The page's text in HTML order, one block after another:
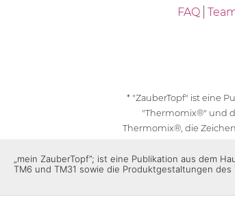
FAQ
* "ZauberTopf" ist eine
"Thermomix®" und
Thermomix®, die
„mein ZauberTopf”; ist eine Publikation aus dem
TM6 und TM31 sowie die Produktgestaltungen